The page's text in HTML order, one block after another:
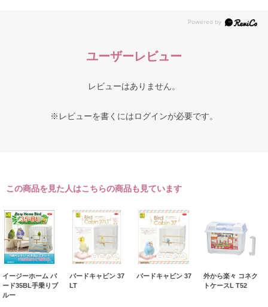
ユーザーレビュー
レビューはありません。
※レビューを書くにはログインが必要です。
この商品を見た人はこちらの商品も見ています
イージーホーム バ
ード35BL手乗りブ
ルー
バードキャビン 37
LT
バードキャビン 37
外から楽々 コネク
トケースL T52